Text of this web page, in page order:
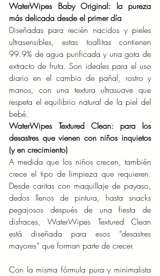
WaterWipes Baby Original: la pureza
más delicada desde el primer día
Diseñadas para recién nacidos y pieles
ultrasensibles, estas toallitas contienen
99.9% de agua purificada y una gota de
extracto de fruta. Son ideales para el uso
diario en el cambio de pañal, rostro y
manos, con una textura ultrasuave que
respeta el equilibrio natural de la piel del
bebé.
WaterWipes Textured Clean: para los
desastres que vienen con niños inquietos
(y en crecimiento)
A medida que los niños crecen, también
crece el tipo de limpieza que requieren.
Desde caritas con maquillaje de payaso,
dedos llenos de pintura, hasta snacks
pegajosos después de una fiesta de
disfraces, WaterWipes Textured Clean
está diseñada para esos “desastres
mayores” que forman parte de crecer.
Con la misma fórmula pura y minimalista